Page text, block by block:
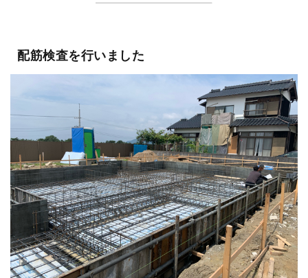
配筋検査を行いました